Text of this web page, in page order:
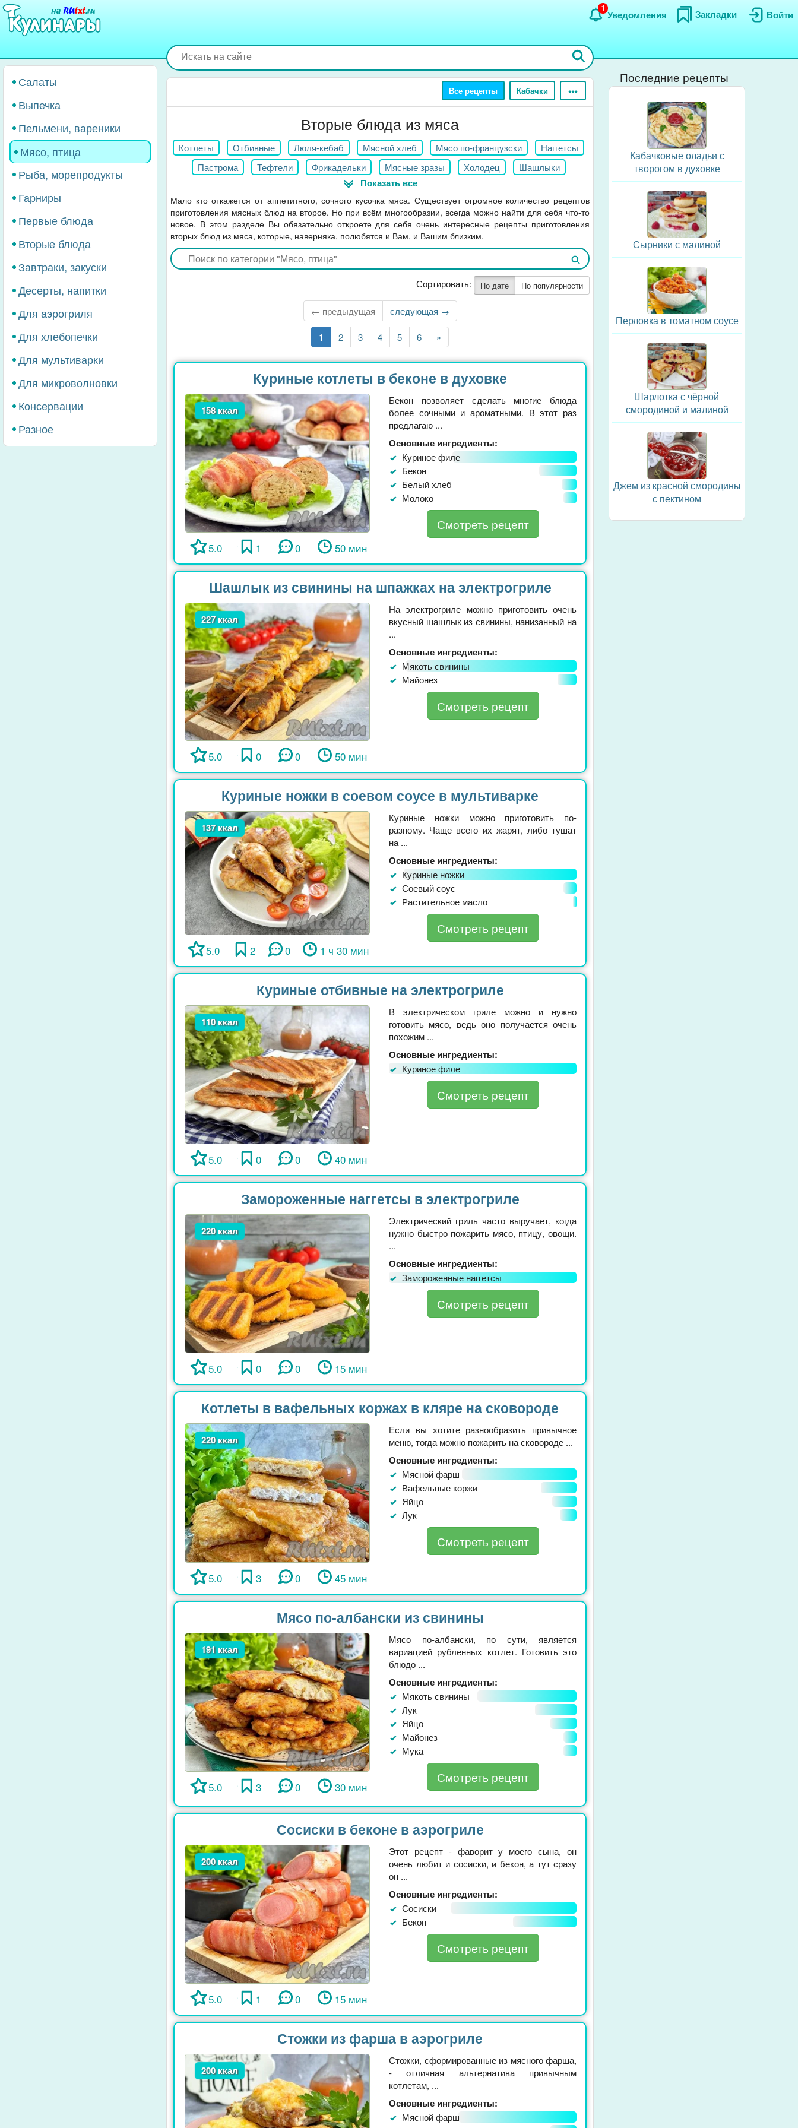
Перейти
основному
Войти
Закладки
Уведомления
1
Салаты
Выпечка
Пельмени, вареники
Мясо, птица
Рыба, морепродукты
Гарниры
Первые блюда
Вторые блюда
Завтраки, закуски
Десерты, напитки
Для аэрогриля
Для хлебопечки
Для мультиварки
Для микроволновки
Консервации
Разное
Все рецепты Кабачки
Вторые блюда из мяса
Котлеты Отбивные Люля-кебаб Мясной хлеб Мясо по-французски
Наггетсы
Пастрома
Тефтели Фрикадельки Мясные зразы Холодец
Шашлыки
Жареное и тушеное мясо Запеченное мясо
Блюда из субпродуктов
Другие мясные блюда
Показать все
Мало кто откажется от аппетитного, сочного кусочка мяса. Существует огромное количество рецептов
приготовления мясных блюд на второе. Но при всём многообразии, всегда можно найти для себя что-то
новое. В этом разделе Вы обязательно откроете для себя очень интересные рецепты приготовления
вторых блюд из мяса, которые, наверняка, полюбятся и Вам, и Вашим близким.
Сортировать: По дате По популярности
← предыдущая
Следующая
страница
следующая →
Текущая
страница
1 Страница
2 Страница
3 Страница
4 Страница
5 Страница
6
Последняя
страница
»
Куриные котлеты в беконе в духовке
158 ккал
5.0 1 0 50 мин
Бекон позволяет сделать многие блюда
более сочными и ароматными. В этот раз
предлагаю ...
Основные ингредиенты:
Куриное филе
Бекон
Белый хлеб
Молоко
Смотреть рецепт
Шашлык из свинины на шпажках на электрогриле
227 ккал
5.0 0 0 50 мин
На электрогриле можно приготовить очень
вкусный шашлык из свинины, нанизанный на
...
Основные ингредиенты:
Мякоть свинины
Майонез
Смотреть рецепт
Куриные ножки в соевом соусе в мультиварке
137 ккал
5.0 2 0 1 ч 30 мин
Куриные ножки можно приготовить по-
разному. Чаще всего их жарят, либо тушат
на ...
Основные ингредиенты:
Куриные ножки
Соевый соус
Растительное масло
Смотреть рецепт
Куриные отбивные на электрогриле
110 ккал
5.0 0 0 40 мин
В электрическом гриле можно и нужно
готовить мясо, ведь оно получается очень
похожим ...
Основные ингредиенты:
Куриное филе
Смотреть рецепт
Замороженные наггетсы в электрогриле
220 ккал
5.0 0 0 15 мин
Электрический гриль часто выручает, когда
нужно быстро пожарить мясо, птицу, овощи.
...
Основные ингредиенты:
Замороженные наггетсы
Смотреть рецепт
Котлеты в вафельных коржах в кляре на сковороде
220 ккал
5.0 3 0 45 мин
Если вы хотите разнообразить привычное
меню, тогда можно пожарить на сковороде ...
Основные ингредиенты:
Мясной фарш
Вафельные коржи
Яйцо
Лук
Смотреть рецепт
Мясо по-албански из свинины
191 ккал
5.0 3 0 30 мин
Мясо по-албански, по сути, является
вариацией рубленных котлет. Готовить это
блюдо ...
Основные ингредиенты:
Мякоть свинины
Лук
Яйцо
Майонез
Мука
Смотреть рецепт
Сосиски в беконе в аэрогриле
200 ккал
5.0 1 0 15 мин
Этот рецепт - фаворит у моего сына, он
очень любит и сосиски, и бекон, а тут сразу
он ...
Основные ингредиенты:
Сосиски
Бекон
Смотреть рецепт
Стожки из фарша в аэрогриле
200 ккал
Стожки, сформированные из мясного фарша,
- отличная альтернатива привычным
котлетам, ...
Основные ингредиенты:
Мясной фарш
Последние рецепты
Кабачковые оладьи с
творогом в духовке
Сырники с малиной
Перловка в томатном соусе
Шарлотка с чёрной
смородиной и малиной
Джем из красной смородины
с пектином